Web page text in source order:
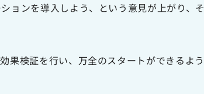
ョンを導入しよう、という意見が上がり、そ
果検証を行い、万全のスタートができるよう